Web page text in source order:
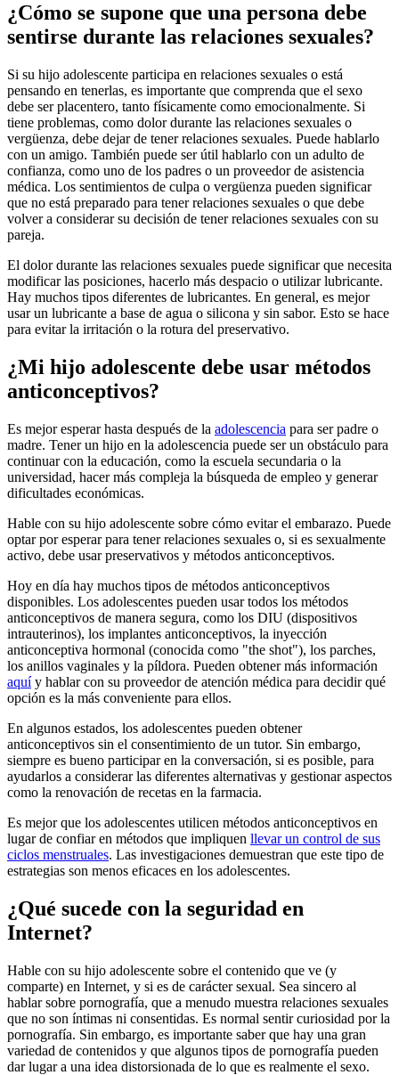
¿Cómo se supone que una persona debe
sentirse durante las relaciones sexuales?
Si su hijo adolescente participa en relaciones sexuales o está
pensando en tenerlas, es importante que comprenda que el sexo
debe ser placentero, tanto físicamente como emocionalmente. Si
tiene problemas, como dolor durante las relaciones sexuales o
vergüenza, debe dejar de tener relaciones sexuales. Puede hablarlo
con un amigo. También puede ser útil hablarlo con un adulto de
confianza, como uno de los padres o un proveedor de asistencia
médica. Los sentimientos de culpa o vergüenza pueden significar
que no está preparado para tener relaciones sexuales o que debe
volver a considerar su decisión de tener relaciones sexuales con su
pareja.
El dolor durante las relaciones sexuales puede significar que necesita
modificar las posiciones, hacerlo más despacio o utilizar lubricante.
Hay muchos tipos diferentes de lubricantes. En general, es mejor
usar un lubricante a base de agua o silicona y sin sabor. Esto se hace
para evitar la irritación o la rotura del preservativo.
¿Mi hijo adolescente debe usar métodos
anticonceptivos?
Es mejor esperar hasta después de la adolescencia para ser padre o
madre. Tener un hijo en la adolescencia puede ser un obstáculo para
continuar con la educación, como la escuela secundaria o la
universidad, hacer más compleja la búsqueda de empleo y generar
dificultades económicas.
Hable con su hijo adolescente sobre cómo evitar el embarazo. Puede
optar por esperar para tener relaciones sexuales o, si es sexualmente
activo, debe usar preservativos y métodos anticonceptivos.
Hoy en día hay muchos tipos de métodos anticonceptivos
disponibles. Los adolescentes pueden usar todos los métodos
anticonceptivos de manera segura, como los DIU (dispositivos
intrauterinos), los implantes anticonceptivos, la inyección
anticonceptiva hormonal (conocida como "the shot"), los parches,
los anillos vaginales y la píldora. Pueden obtener más información
aquíy hablar con su proveedor de atención médica para decidir qué
opción es la más conveniente para ellos.
En algunos estados, los adolescentes pueden obtener
anticonceptivos sin el consentimiento de un tutor. Sin embargo,
siempre es bueno participar en la conversación, si es posible, para
ayudarlos a considerar las diferentes alternativas y gestionar aspectos
como la renovación de recetas en la farmacia.
Es mejor que los adolescentes utilicen métodos anticonceptivos en
lugar de confiar en métodos que impliquen llevar un control de sus
ciclos menstruales. Las investigaciones demuestran que este tipo de
estrategias son menos eficaces en los adolescentes.
¿Qué sucede con la seguridad en
Internet?
Hable con su hijo adolescente sobre el contenido que ve (y
comparte) en Internet, y si es de carácter sexual. Sea sincero al
hablar sobre pornografía, que a menudo muestra relaciones sexuales
que no son íntimas ni consentidas. Es normal sentir curiosidad por la
pornografía. Sin embargo, es importante saber que hay una gran
variedad de contenidos y que algunos tipos de pornografía pueden
dar lugar a una idea distorsionada de lo que es realmente el sexo.